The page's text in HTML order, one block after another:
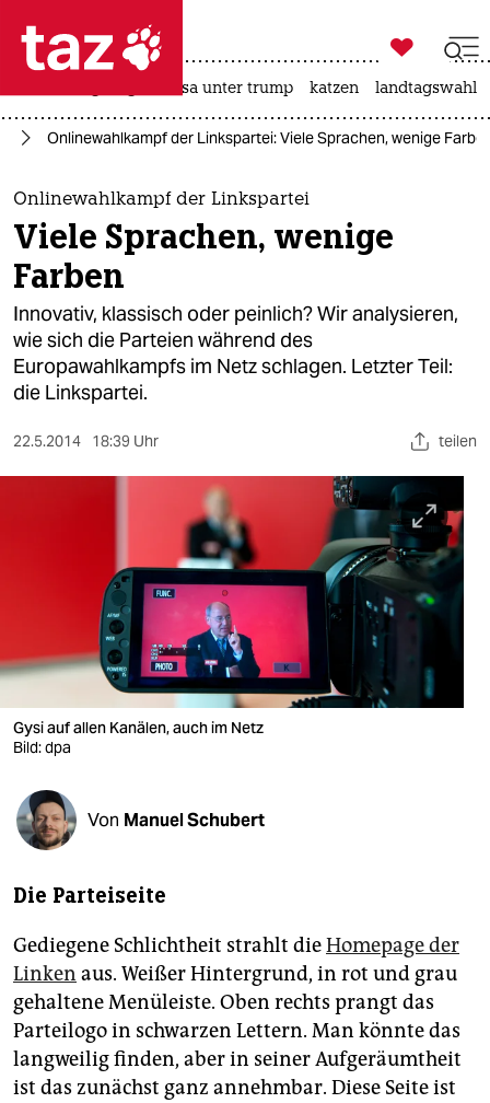
 taz zahl ich
taz zahl ich
themen
politik
öko
gesellschaft
kultur
sport
verlag
veranstaltungen
fragen & hilfe
unterstützen
abo
genossenschaft
epaper login

taz zahl ich
usa unter trump katzen landtagswahl
Onlinewahlkampf der Linkspartei: Viele Sprachen, wenige
Onlinewahlkampf der Linkspartei
Viele Sprachen, wenige
Farben
Innovativ, klassisch oder peinlich? Wir analysieren,
wie sich die Parteien während des
Europawahlkampfs im Netz schlagen. Letzter Teil:
die Linkspartei.
22.5.2014 18:39 Uhr teilen
Gysi auf allen Kanälen, auch im Netz
Bild: dpa
Von Manuel Schubert
Die Parteiseite
Gediegene Schlichtheit strahlt dieHomepage der
Linken aus. Weißer Hintergrund, in rot und grau
gehaltene Menüleiste. Oben rechts prangt das
Parteilogo in schwarzen Lettern. Man könnte das
langweilig finden, aber in seiner Aufgeräumtheit
ist das zunächst ganz annehmbar. Diese Seite ist